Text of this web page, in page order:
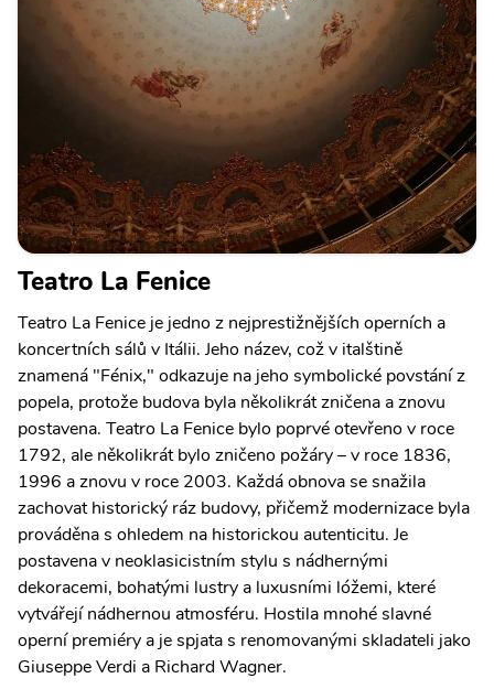
Teatro La Fenice
Teatro La Fenice je jedno z nejprestižnějších operních a
koncertních sálů v Itálii. Jeho název, což v italštině
znamená "Fénix," odkazuje na jeho symbolické povstání z
popela, protože budova byla několikrát zničena a znovu
postavena. Teatro La Fenice bylo poprvé otevřeno v roce
1792, ale několikrát bylo zničeno požáry – v roce 1836,
1996 a znovu v roce 2003. Každá obnova se snažila
zachovat historický ráz budovy, přičemž modernizace byla
prováděna s ohledem na historickou autenticitu. Je
postavena v neoklasicistním stylu s nádhernými
dekoracemi, bohatými lustry a luxusními lóžemi, které
vytvářejí nádhernou atmosféru. Hostila mnohé slavné
operní premiéry a je spjata s renomovanými skladateli jako
Giuseppe Verdi a Richard Wagner.